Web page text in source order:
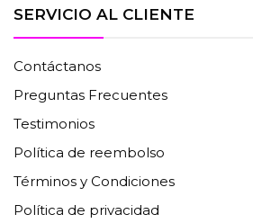
SERVICIO AL CLIENTE
Contáctanos
Preguntas Frecuentes
Testimonios
Política de reembolso
Términos y Condiciones
Política de privacidad